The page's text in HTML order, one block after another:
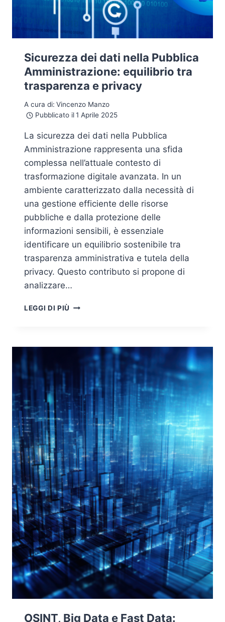
Sicurezza dei dati nella Pubblica
Amministrazione: equilibrio tra
trasparenza e privacy
A cura di: Vincenzo Manzo
Pubblicato il 1 Aprile 2025
La sicurezza dei dati nella Pubblica
Amministrazione rappresenta una sfida
complessa nell’attuale contesto di
trasformazione digitale avanzata. In un
ambiente caratterizzato dalla necessità di
una gestione efficiente delle risorse
pubbliche e dalla protezione delle
informazioni sensibili, è essenziale
identificare un equilibrio sostenibile tra
trasparenza amministrativa e tutela della
privacy. Questo contributo si propone di
analizzare…
LEGGI DI PIÙ SICUREZZA
PUBBLICA
AMMINISTRAZIONE:
TRASPARENZA
E
PRIVACY
OSINT, Big Data e Fast Data: